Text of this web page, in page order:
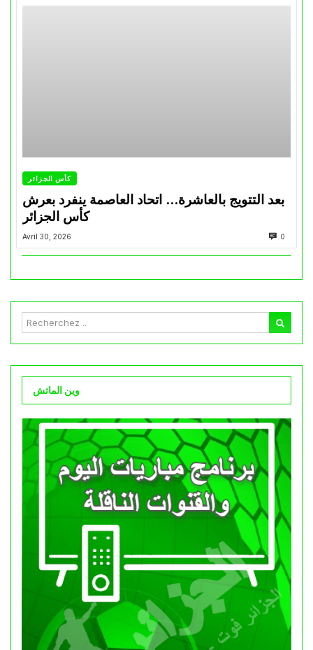
كأس الجزائر
بعد التتويج بالعاشرة… اتحاد العاصمة ينفرد بعرش
كأس الجزائر
Avril 30, 2026 0
وين الماتش